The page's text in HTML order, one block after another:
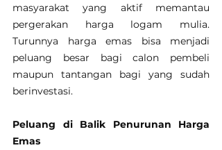
masyarakat yang aktif memantau
pergerakan harga logam mulia.
Turunnya harga emas bisa menjadi
peluang besar bagi calon pembeli
maupun tantangan bagi yang sudah
berinvestasi.
Peluang di Balik Penurunan Harga
Emas